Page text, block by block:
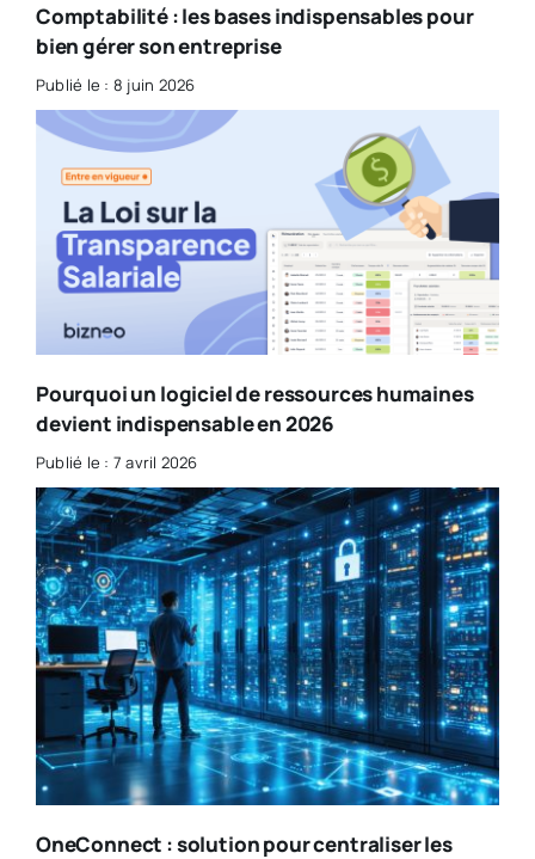
Comptabilité : les bases indispensables pour
bien gérer son entreprise
Publié le : 8 juin 2026
Pourquoi un logiciel de ressources humaines
devient indispensable en 2026
Publié le : 7 avril 2026
OneConnect : solution pour centraliser les